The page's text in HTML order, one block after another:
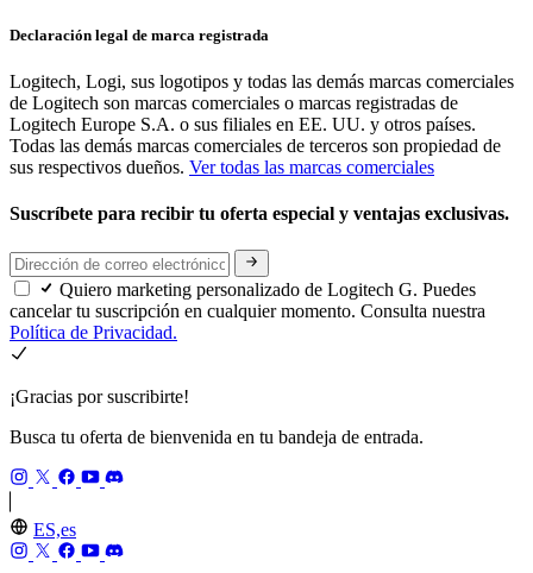
Declaración legal de marca registrada
Logitech, Logi, sus logotipos y todas las demás marcas comerciales
de Logitech son marcas comerciales o marcas registradas de
Logitech Europe S.A. o sus filiales en EE. UU. y otros países.
Todas las demás marcas comerciales de terceros son propiedad de
sus respectivos dueños. Ver todas las marcas comerciales
Suscríbete para recibir tu oferta especial y ventajas exclusivas.
Quiero marketing personalizado de Logitech G. Puedes
cancelar tu suscripción en cualquier momento. Consulta nuestra
Política de Privacidad.
¡Gracias por suscribirte!
Busca tu oferta de bienvenida en tu bandeja de entrada.
ES,es